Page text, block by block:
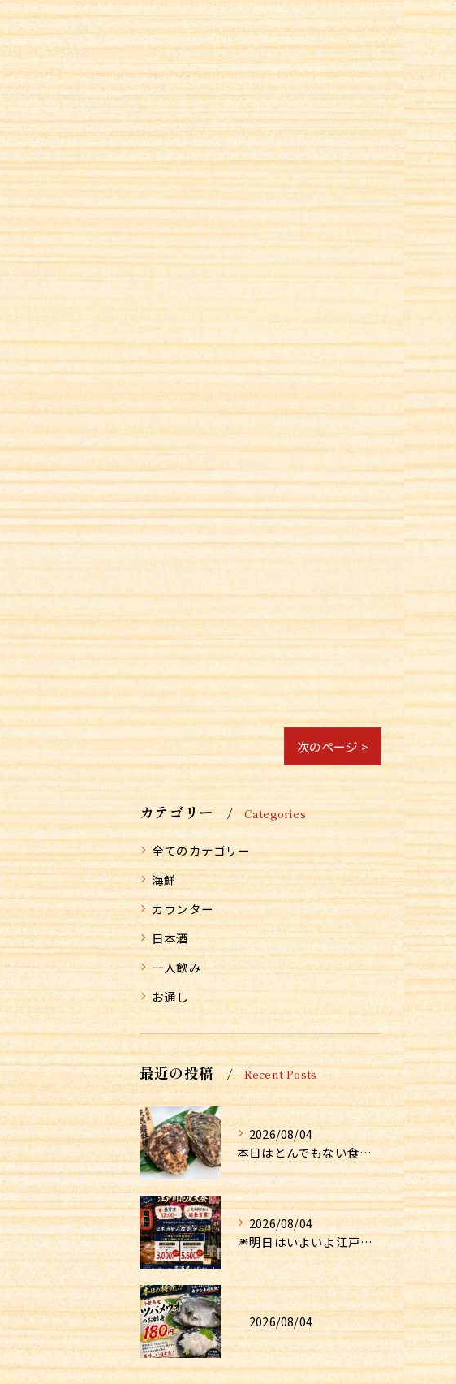
次のページ >
カテゴリー Categories
全てのカテゴリー
海鮮
カウンター
日本酒
一人飲み
お通し
最近の投稿 Recent Posts
2026/08/04
本日はとんでもない食材が入荷しました！！
2026/08/04
🎆明日はいよいよ江戸川花火大会！🎆
2026/08/04